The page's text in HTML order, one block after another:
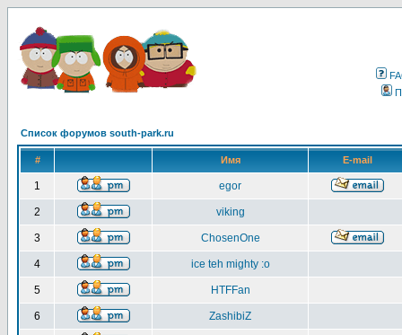
Список форумов south-park.ru
# Имя E-mail
1 egor
2 viking
3 ChosenOne
4 ice teh mighty :o
5 HTFFan
6 ZashibiZ